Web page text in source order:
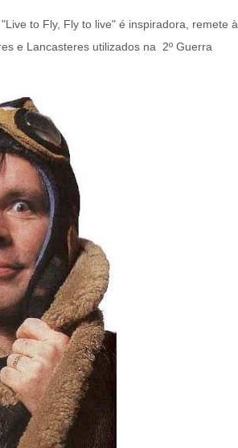
to Fly, Fly to live" é inspiradora, remete à
e Lancasteres utilizados na 2º Guerra